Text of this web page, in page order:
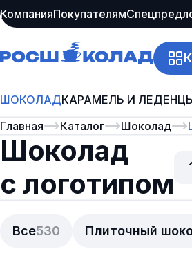
КомпанияПокупателям
ШОКОЛАДКАРАМЕЛЬ И
Все530 Плиточный
Главная Каталог Шоколад
Шоколад
с логотипом